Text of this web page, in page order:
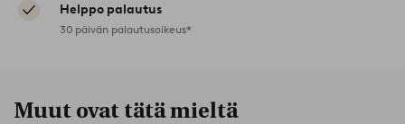
Helppo palautus
30 päivän palautusoikeus*
Muut ovat tätä mieltä